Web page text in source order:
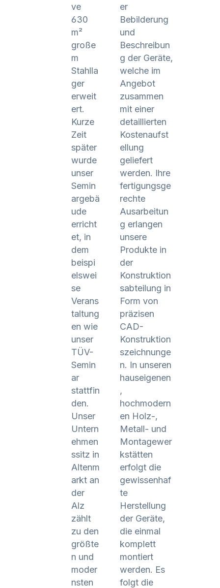
ve
630
m²
große
m
Stahlla
ger
erweit
ert.
Kurze
Zeit
später
wurde
unser
Semin
argebä
ude
erricht
et, in
dem
beispi
elswei
se
Verans
taltung
en wie
unser
TÜV-
Semin
ar
stattfin
den.
Unser
Untern
ehmen
ssitz in
Altenm
arkt an
der
Alz
zählt
zu den
größte
n und
moder
nsten
er
Bebilderung
und
Beschreibun
g der Geräte,
welche im
Angebot
zusammen
mit einer
detaillierten
Kostenaufst
ellung
geliefert
werden. Ihre
fertigungsge
rechte
Ausarbeitun
g erlangen
unsere
Produkte in
der
Konstruktion
sabteilung in
Form von
präzisen
CAD-
Konstruktion
szeichnunge
n. In unseren
hauseigenen
,
hochmodern
en Holz-,
Metall- und
Montagewer
kstätten
erfolgt die
gewissenhaf
te
Herstellung
der Geräte,
die einmal
komplett
montiert
werden. Es
folgt die